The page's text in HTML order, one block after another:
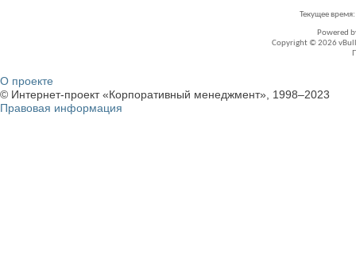
Текущее время:
Powered
Copyright © 2026
О проекте
© Интернет-проект «Корпоративный менеджмент», 1998–2023
Правовая информация